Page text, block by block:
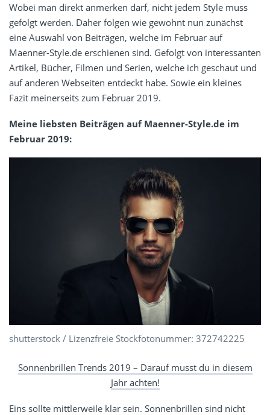
Wobei man direkt anmerken darf, nicht jedem Style muss
gefolgt werden. Daher folgen wie gewohnt nun zunächst
eine Auswahl von Beiträgen, welche im Februar auf
Maenner-Style.de erschienen sind. Gefolgt von interessanten
Artikel, Bücher, Filmen und Serien, welche ich geschaut und
auf anderen Webseiten entdeckt habe. Sowie ein kleines
Fazit meinerseits zum Februar 2019.
Meine liebsten Beiträgen auf Maenner-Style.de im
Februar 2019:
shutterstock / Lizenzfreie Stockfotonummer: 372742225
Sonnenbrillen Trends 2019 – Darauf musst du in diesem
Jahr achten!
Eins sollte mittlerweile klar sein. Sonnenbrillen sind nicht